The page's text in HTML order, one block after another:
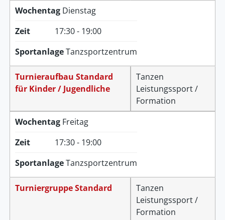
Wochentag Dienstag
Zeit
17:30 - 19:00
SportanlageTanzsportzentrum
Turnieraufbau Standard
für Kinder / Jugendliche
Tanzen
Leistungssport /
Formation
Wochentag Freitag
Zeit
17:30 - 19:00
SportanlageTanzsportzentrum
Turniergruppe Standard
Tanzen
Leistungssport /
Formation